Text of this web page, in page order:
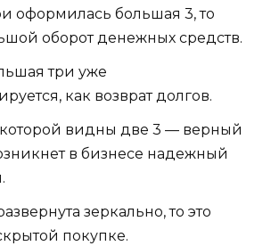
оформилась боль­шая 3, то
оборот денежных средств.
три уже
как воз­врат дол­гов.
видны две 3 — верный
в бизнесе на­деж­ный
зеркально, то это
покупке.